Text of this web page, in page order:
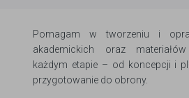
Pomagam w tworzeniu i
akademickich oraz
każdym etapie – od koncepcji i
przygotowanie do obrony.